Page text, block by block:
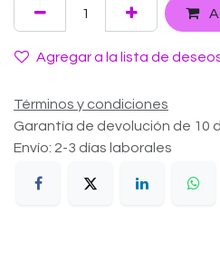
Agregar a la lista de
Términos y condiciones
Garantía de devolución de 10
Envío: 2-3 días laborales